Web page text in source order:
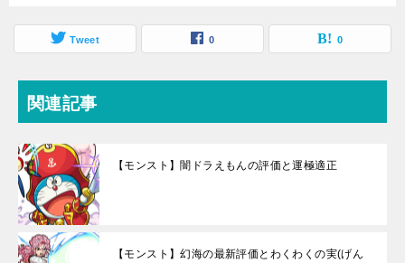
Tweet 0 0
関連記事
【モンスト】闇ドラえもんの評価と運極適正
【モンスト】幻海の最新評価とわくわくの実(げん